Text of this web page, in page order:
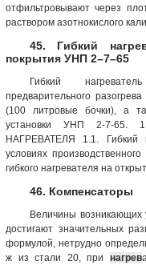
отфильтровывают через
раствором азотнокислого
45. Гибкий
покрытия УНП 2–7–65
Гибкий
предварительного
(100 литровые бочки), а
установки УНП 2-7-65.
НАГРЕВАТЕЛЯ 1.1. Гибкий
условиях
гибкого нагревателя на
46. Компенсаторы
Величины возникающих
достигают значительных
формулой, нетрудно
ж из стали 20, при нагрев